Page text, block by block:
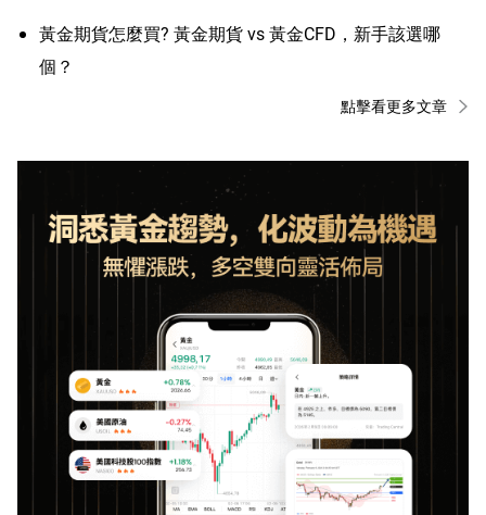
黃金期貨怎麼買? 黃金期貨 vs 黃金CFD，新手該選哪
個？
點擊看更多文章